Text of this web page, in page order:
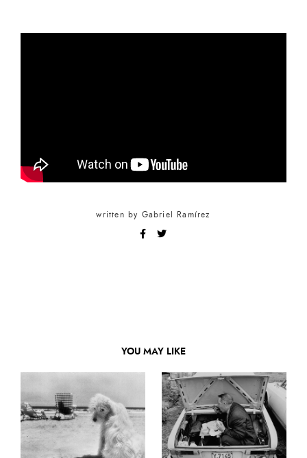
written by Gabriel Ramírez
YOU MAY LIKE